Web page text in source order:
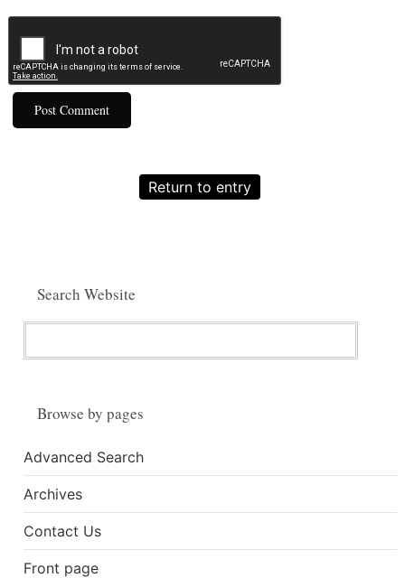
Return to entry
Search Website
Browse by pages
Advanced Search
Archives
Contact Us
Front page